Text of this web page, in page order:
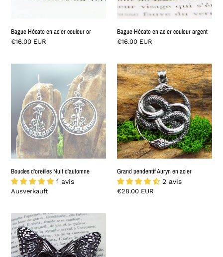
Bague Hécate en acier couleur or
Normaler
€16.00 EUR
Bague Hécate en acier couleur argent
Normaler
€16.00 EUR
d'oreilles
d'automne
Boucles d'oreilles Nuit d'automne
1 avis
Verfügbarkeit
Ausverkauft
Grand
pendentif
Auryn
en
acier
Grand pendentif Auryn en acier
2 avis
Normaler
€28.00 EUR
Grand
pendentif
Masque
du